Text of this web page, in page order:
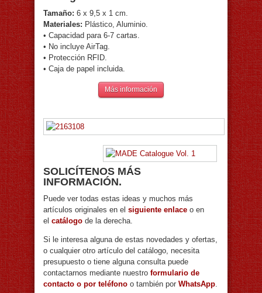
Tamaño: 6 x 9,5 x 1 cm.
Materiales: Plástico, Aluminio.
• Capacidad para 6-7 cartas.
• No incluye AirTag.
• Protección RFID.
• Caja de papel incluida.
Más información
SOLICÍTENOS MÁS
INFORMACIÓN.
Puede ver todas estas ideas y muchos más
artículos originales en el siguiente enlace o en
el catálogo de la derecha.
Si le interesa alguna de estas novedades y ofertas,
o cualquier otro artículo del catálogo, necesita
presupuesto o tiene alguna consulta puede
contactarnos mediante nuestro formulario de
contacto o por teléfono o también por WhatsApp